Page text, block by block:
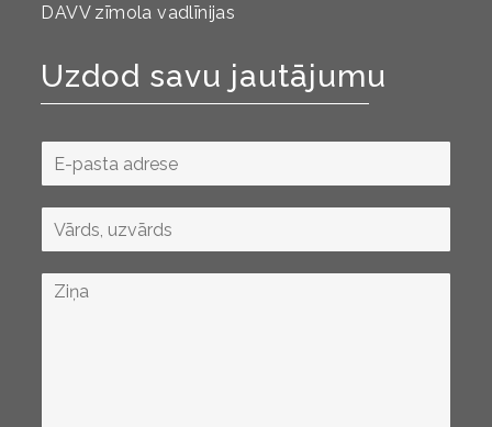
DAVV zīmola vadlīnijas
Uzdod savu jautājumu